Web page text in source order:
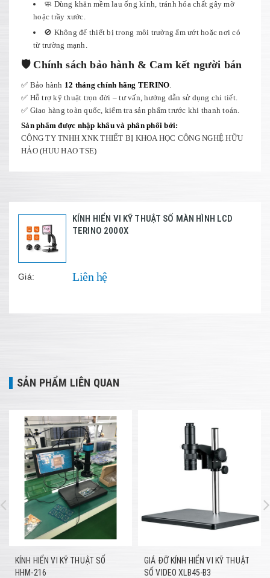
🧼 Dùng khăn mềm lau ống kính, tránh hóa chất gây mờ
hoặc trầy xước.
🚫 Không để thiết bị trong môi trường ẩm ướt hoặc nơi có
từ trường mạnh.
🛡️ Chính sách bảo hành & Cam kết người bán
✅ Bảo hành 12 tháng chính hãng TERINO
✅ Hỗ trợ kỹ thuật trọn đời – tư vấn, hướng dẫn sử dụng chi tiết.
✅ Giao hàng toàn quốc, kiểm tra sản phẩm trước khi thanh toán.
Sản phẩm được nhập khẩu và phân phối bởi:
CÔNG TY TNHH XNK THIẾT BỊ KHOA HỌC CÔNG NGHỆ HỮU
HẢO (HUU HAO TSE)
KÍNH HIỂN VI KỸ THUẬT SỐ MÀN HÌNH LCD
TERINO 2000X
Giá: Liên hệ
SẢN PHẨM LIÊN QUAN
KÍNH HIỂN VI KỸ THUẬT SỐ
HHM-216
GIÁ ĐỠ KÍNH HIỂN VI KỸ THUẬT
SỐ VIDEO XLB45-B3